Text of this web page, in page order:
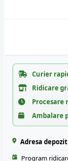
Curier
Ridicare
Procesare
Ambalare
Adresa
Program